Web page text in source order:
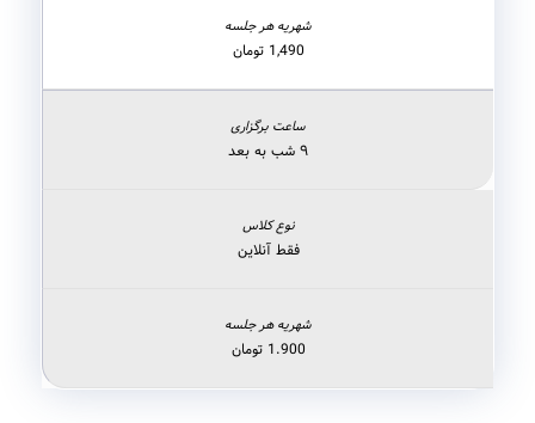
1,490 تومان
۹ شب به بعد
فقط آنلاین
1.900 تومان